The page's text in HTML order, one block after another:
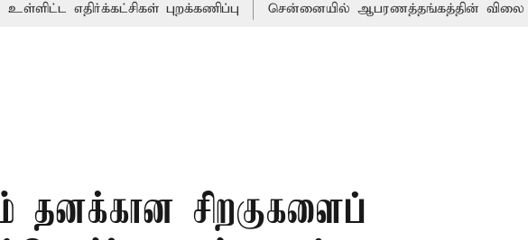
எதிர்க்கட்சிகள் புறக்கணிப்பு சென்னையில் ஆபரணத்தங்கத்தின் விலை
சிறகுகளைப்